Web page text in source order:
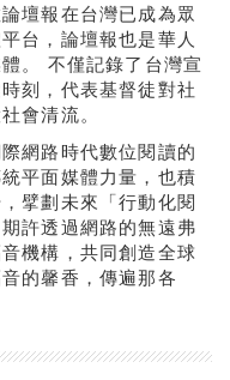
壇報在台灣已成為眾
台，論壇報也是華人
。 不僅記錄了台灣宣
刻，代表基督徒對社
會清流。
網路時代數位閱讀的
平面媒體力量，也積
擘劃未來「行動化閱
許透過網路的無遠弗
機構，共同創造全球
的馨香，傳遍那各